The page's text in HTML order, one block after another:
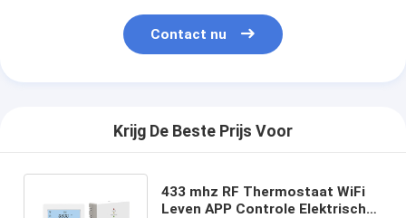
Contact nu
Krijg De Beste Prijs Voor
433 mhz RF Thermostaat WiFi
Leven APP Controle Elektrische